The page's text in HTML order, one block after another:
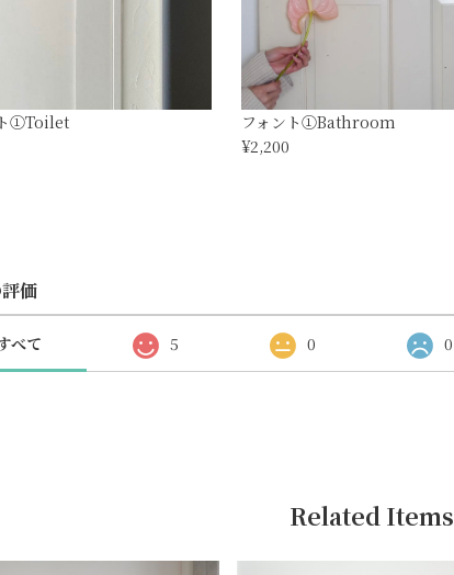
①Toilet
フォント①Bathroom
¥2,200
価
べて 5 0 0
Related Items